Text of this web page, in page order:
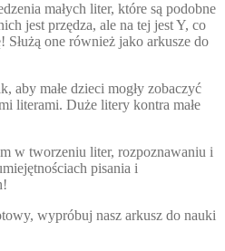
małych liter, które są podobne
jest przędza, ale na tej jest Y, co
one również jako arkusze do
aby małe dzieci mogły zobaczyć
literami. Duże litery kontra małe
w tworzeniu liter, rozpoznawaniu i
pisania i
wypróbuj nasz arkusz do nauki